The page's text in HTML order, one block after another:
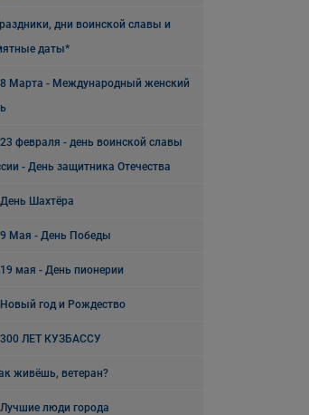
дни воинской славы и
даты*
8 Марта - Международный женский
23 февраля - день воинской славы
- День защитника Отечества
День Шахтёра
9 Мая - День Победы
19 мая - День пионерии
Новый год и Рождество
300 ЛЕТ КУЗБАССУ
живёшь, ветеран?
Лучшие люди города